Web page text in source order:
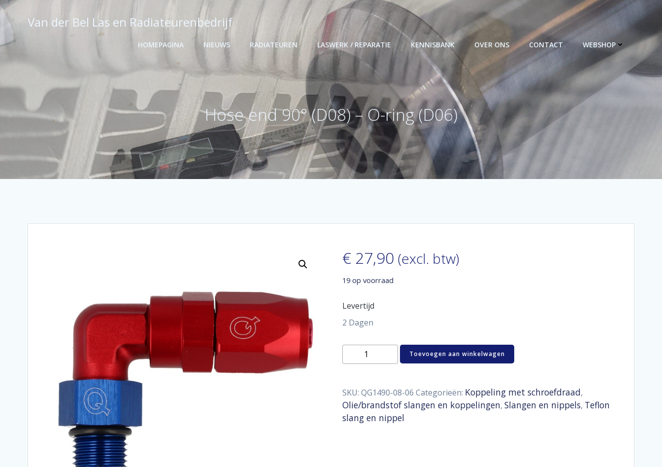
Ga
naar
inhoud
Van der Bel Las en Radiateurenbedrijf
HOMEPAGINA NIEUWS RADIATEUREN LASWERK / REPARATIE KENNISBANK OVER ONS CONTACT WEBSHOP
Hose end 90° (D08) – O-ring (D06)
€27,90 (excl. btw)
19 op voorraad
Levertijd
2 Dagen
Hose
-
O-
ring
(D06)
Toevoegen aan winkelwagen
SKU: QG1490-08-06 Categorieën: Koppeling met schroefdraad,
Olie/brandstof slangen en koppelingen, Slangen en nippels, Teflon
slang en nippel